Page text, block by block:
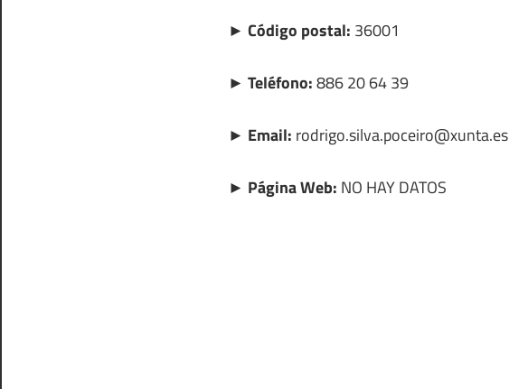
► Código postal: 36001
► Teléfono:886 20 64 39
► Email: rodrigo.silva.poceiro@xunta.es
► Página Web: NO HAY DATOS